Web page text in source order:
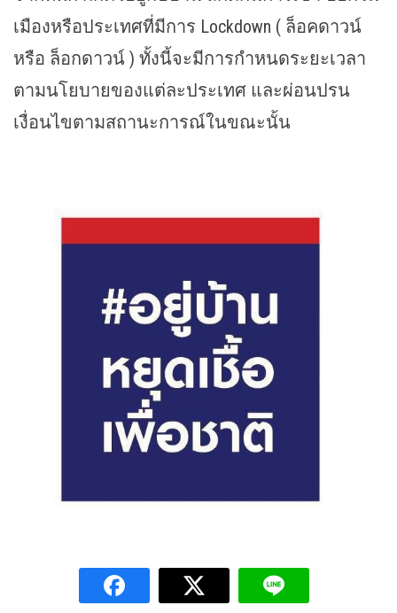
เมืองหรือประเทศที่มีการ Lockdown ( ล็อคดาวน์
หรือ ล็อกดาวน์ ) ทั้งนี้จะมีการกำหนดระยะเวลา
ตามนโยบายของแต่ละประเทศ และผ่อนปรน
เงื่อนไขตามสถานะการณ์ในขณะนั้น